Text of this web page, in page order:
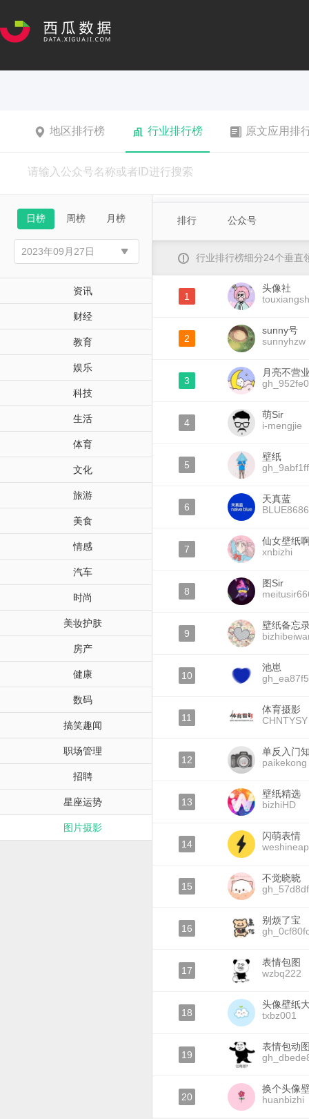
地区排行榜 行业排行榜 原文应用排
日榜 周榜 月榜
资讯
财经
教育
娱乐
科技
生活
体育
文化
旅游
美食
情感
汽车
时尚
美妆护肤
房产
健康
数码
搞笑趣闻
职场管理
招聘
星座运势
图片摄影
排行 公众号
行业排行榜细分24个垂直
1
头像社
2
sunny号
sunnyhzw
3
月亮不营
4
萌Sir
i-mengjie
5
壁纸
6
天真蓝
BLUE8686
7
仙女壁纸
xnbizhi
8
图Sir
9
壁纸备忘
10
池崽
11
体育摄影
CHNTYSY
12
单反入门
paikekong
13
壁纸精选
bizhiHD
14
闪萌表情
15
不觉晓晓
16
别烦了宝
17
表情包图
wzbq222
18
头像壁纸
txbz001
19
表情包动
20
换个头像
huanbizhi